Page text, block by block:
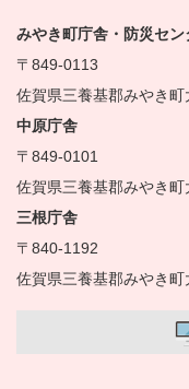
みやき町庁舎・防災セン
〒849-0113
佐賀県三養基郡みやき
中原庁舎
〒849-0101
佐賀県三養基郡みやき
三根庁舎
〒840-1192
佐賀県三養基郡みやき町